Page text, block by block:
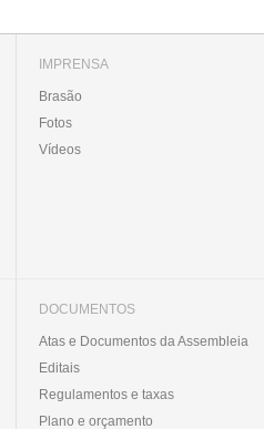
IMPRENSA
Brasão
Fotos
Vídeos
DOCUMENTOS
Atas e Documentos da Assembleia
Editais
Regulamentos e taxas
Plano e orçamento